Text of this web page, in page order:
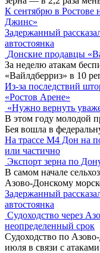
К сентябрю в Ростове
Джинс»
Задержанный
автостоянка
Донские продавцы
За неделю атакам
«Вайлдберриз» в 10
Из-за последствий
«Ростов Арене»
«Нужно вернуть
В этом году молодой
Бея вошла в
На трассе М4 Дон на
или частично
Экспорт зерна по
В самом начале
Азово-Донскому
Задержанный
автостоянка
Судоходство через
неопределенный срок
Судоходство по
июля в связи с